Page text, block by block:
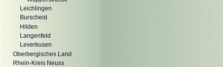
Leichlingen
Burscheid
Hilden
Langenfeld
Leverkusen
Oberbergisches Land
Rhein-Kreis Neuss